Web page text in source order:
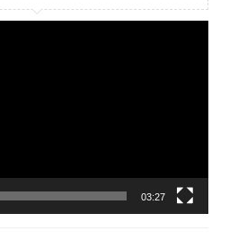
03:27